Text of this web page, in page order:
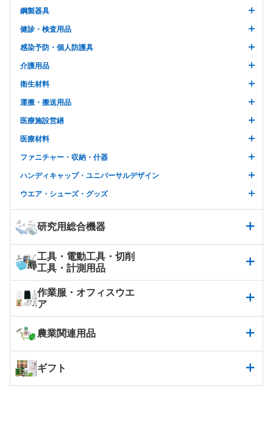
鋼製器具
健診・検査用品
感染予防・個人防護具
介護用品
衛生材料
運搬・搬送用品
医療施設営繕
医療材料
ファニチャー・収納・什器
ハンディキャップ・ユニバーサルデザイン
ウエア・シューズ・グッズ
研究用総合機器
工具・電動工具・切削
工具・計測用品
作業服・オフィスウエ
ア
農業関連用品
ギフト